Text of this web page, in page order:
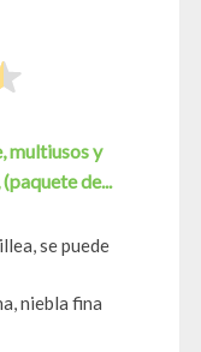
multiusos y
de...
se puede
niebla fina